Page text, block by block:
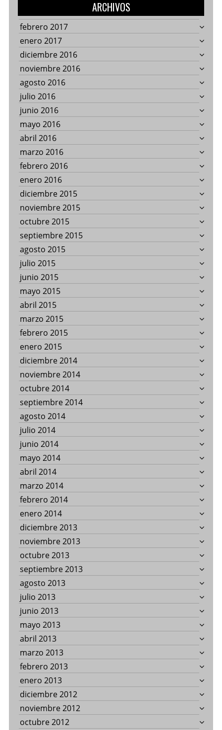
ARCHIVOS
febrero 2017
enero 2017
diciembre 2016
noviembre 2016
agosto 2016
julio 2016
junio 2016
mayo 2016
abril 2016
marzo 2016
febrero 2016
enero 2016
diciembre 2015
noviembre 2015
octubre 2015
septiembre 2015
agosto 2015
julio 2015
junio 2015
mayo 2015
abril 2015
marzo 2015
febrero 2015
enero 2015
diciembre 2014
noviembre 2014
octubre 2014
septiembre 2014
agosto 2014
julio 2014
junio 2014
mayo 2014
abril 2014
marzo 2014
febrero 2014
enero 2014
diciembre 2013
noviembre 2013
octubre 2013
septiembre 2013
agosto 2013
julio 2013
junio 2013
mayo 2013
abril 2013
marzo 2013
febrero 2013
enero 2013
diciembre 2012
noviembre 2012
octubre 2012